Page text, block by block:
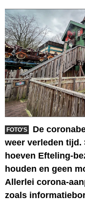
FOTO'S
De
weer verleden tijd.
hoeven Efteling-
houden en geen
Allerlei corona-
zoals